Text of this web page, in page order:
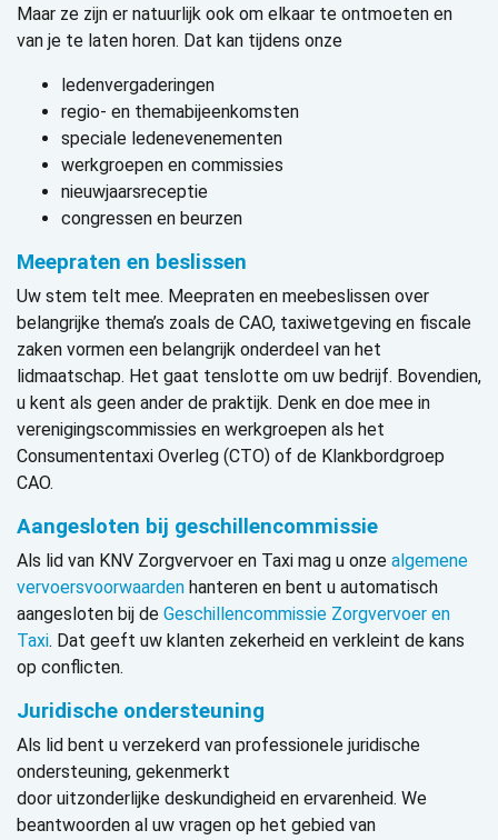
Maar ze zijn er natuurlijk ook om elkaar te ontmoeten en
van je te laten horen. Dat kan tijdens onze
ledenvergaderingen
regio- en themabijeenkomsten
speciale ledenevenementen
werkgroepen en commissies
nieuwjaarsreceptie
congressen en beurzen
Meepraten en beslissen
Uw stem telt mee. Meepraten en meebeslissen over
belangrijke thema’s zoals de CAO, taxiwetgeving en fiscale
zaken vormen een belangrijk onderdeel van het
lidmaatschap. Het gaat tenslotte om uw bedrijf. Bovendien,
u kent als geen ander de praktijk. Denk en doe mee in
verenigingscommissies en werkgroepen als het
Consumententaxi Overleg (CTO) of de Klankbordgroep
CAO.
Aangesloten bij geschillencommissie
Als lid van KNV Zorgvervoer en Taxi mag u onze algemene
vervoersvoorwaarden hanteren en bent u automatisch
aangesloten bij de Geschillencommissie Zorgvervoer en
Taxi. Dat geeft uw klanten zekerheid en verkleint de kans
op conflicten.
Juridische ondersteuning
Als lid bent u verzekerd van professionele juridische
ondersteuning, gekenmerkt
door uitzonderlijke deskundigheid en ervarenheid. We
beantwoorden al uw vragen op het gebied van